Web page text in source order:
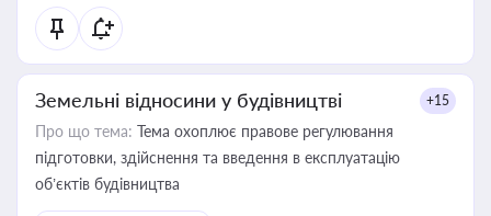
Земельні відносини у будівництві +15
Про що тема: Тема охоплює правове регулювання
підготовки, здійснення та введення в експлуатацію
об’єктів будівництва